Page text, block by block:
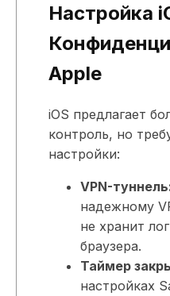
Настройка
Apple
iOS предлагает
контроль, но
настройки:
VPN-
надежному
не хранит
браузера.
Таймер
настройках